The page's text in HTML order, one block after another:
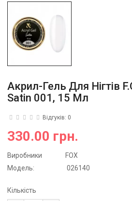
Акрил-Гель Для Нігтів
Satin 001, 15 Мл
Відгуків: 0
330.00 грн.
Виробники
FOX
Модель:
026140
Кількість